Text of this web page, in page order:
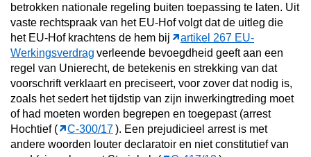
betrokken nationale regeling buiten toepassing te laten. Uit
vaste rechtspraak van het EU-Hof volgt dat de uitleg die
het EU-Hof krachtens de hem bij
artikel 267 EU-
Werkingsverdrag verleende bevoegdheid geeft aan een
regel van Unierecht, de betekenis en strekking van dat
voorschrift verklaart en preciseert, voor zover dat nodig is,
zoals het sedert het tijdstip van zijn inwerkingtreding moet
of had moeten worden begrepen en toegepast (arrest
Hochtief (
C‑300/17). Een prejudicieel arrest is met
andere woorden louter declaratoir en niet constitutief van